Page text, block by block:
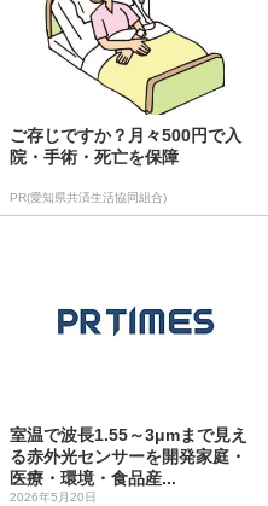
ご存じですか？月々500円で入
院・手術・死亡を保障
PR(愛知県共済生活協同組合)
室温で波長1.55～3μmまで見え
る赤外光センサーを開発家庭・
医療・環境・食品産...
2026年5月20日